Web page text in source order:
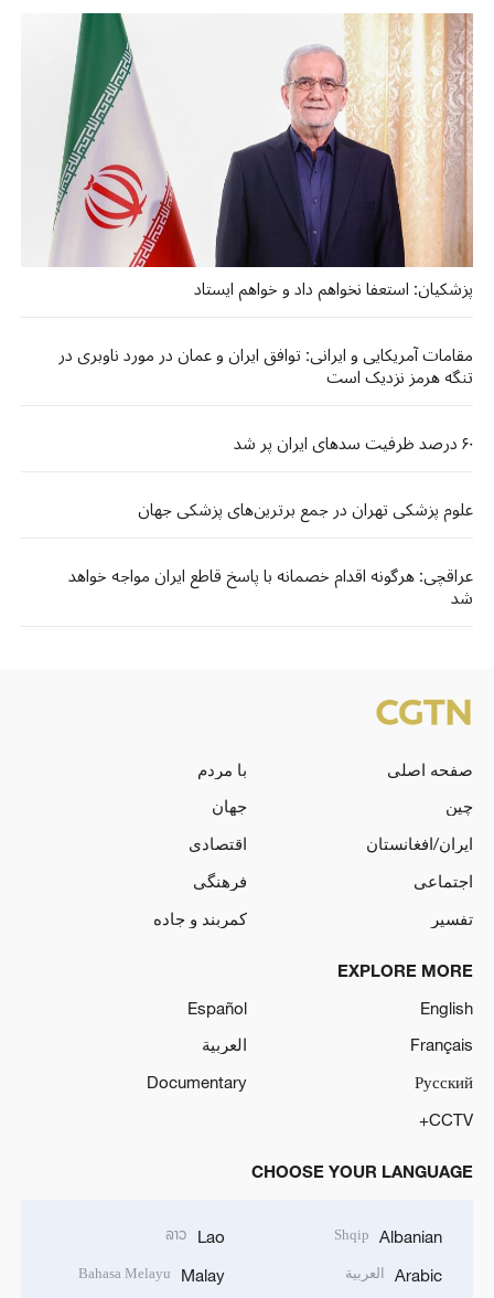
پزشکیان: استعفا نخواهم داد و خواهم ایستاد
مقامات آمریکایی و ایرانی: توافق ایران و عمان در مورد ناوبری در
تنگه هرمز نزدیک است
۶۰ درصد ظرفیت سدهای ایران پر شد
علوم پزشکی تهران در جمع برترین‌های پزشکی جهان
عراقچی: هرگونه اقدام خصمانه با پاسخ قاطع ایران مواجه خواهد
شد
صفحه اصلی
با مردم
چین
جهان
ایران/افغانستان
اقتصادی
اجتماعی
فرهنگی
تفسیر
کمربند و جاده
EXPLORE MORE
English
Español
Français
العربية
Русский
Documentary
CCTV+
CHOOSE YOUR LANGUAGE
Albanian
Shqip
Arabic العربية
Lao
ລາວ
Malay
Bahasa Melayu